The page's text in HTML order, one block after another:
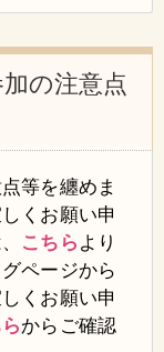
の注意点
等を纏めま
くお願い申
こちら より
ページから
くお願い申
からご確認